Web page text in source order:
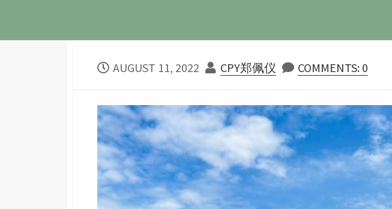
PUBLISHED
AUGUST 11, 2022 AUTHOR
CPY郑佩仪 COMMENTS: 0